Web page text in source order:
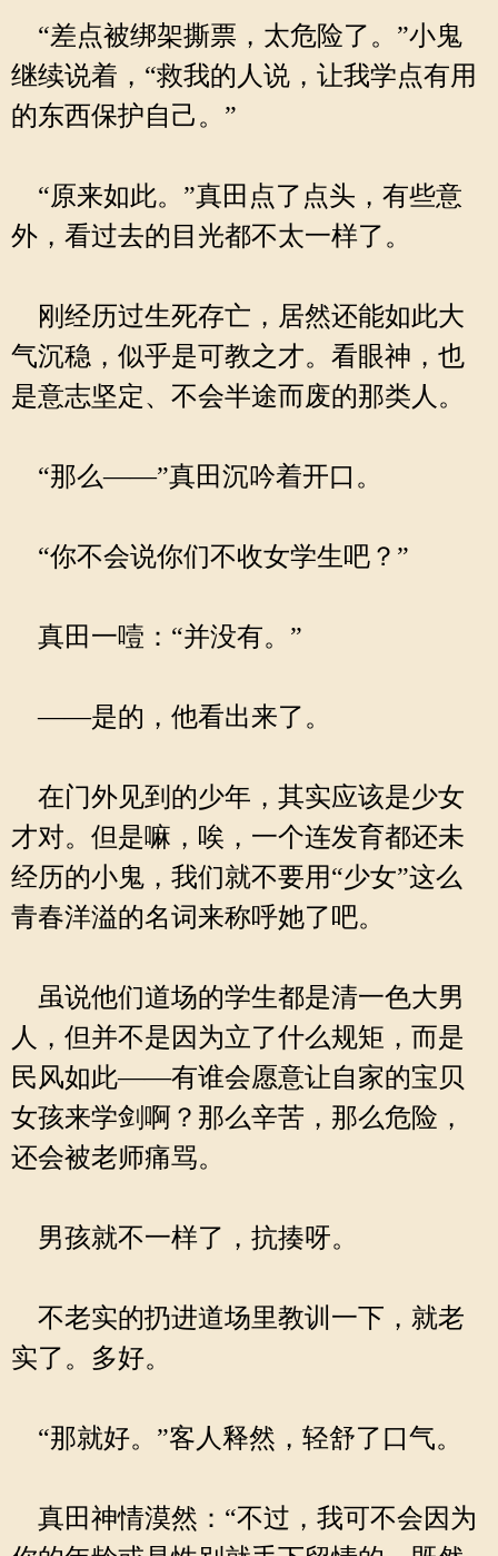
“差点被绑架撕票，太危险了。”小鬼
继续说着，“救我的人说，让我学点有用
的东西保护自己。”
“原来如此。”真田点了点头，有些意
外，看过去的目光都不太一样了。
刚经历过生死存亡，居然还能如此大
气沉稳，似乎是可教之才。看眼神，也
是意志坚定、不会半途而废的那类人。
“那么——”真田沉吟着开口。
“你不会说你们不收女学生吧？”
真田一噎：“并没有。”
——是的，他看出来了。
在门外见到的少年，其实应该是少女
才对。但是嘛，唉，一个连发育都还未
经历的小鬼，我们就不要用“少女”这么
青春洋溢的名词来称呼她了吧。
虽说他们道场的学生都是清一色大男
人，但并不是因为立了什么规矩，而是
民风如此——有谁会愿意让自家的宝贝
女孩来学剑啊？那么辛苦，那么危险，
还会被老师痛骂。
男孩就不一样了，抗揍呀。
不老实的扔进道场里教训一下，就老
实了。多好。
“那就好。”客人释然，轻舒了口气。
真田神情漠然：“不过，我可不会因为